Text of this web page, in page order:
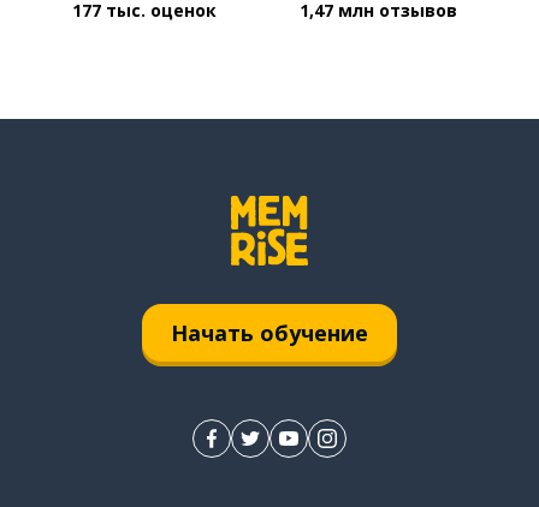
177 тыс. оценок 1,47 млн отзывов
Начать обучение